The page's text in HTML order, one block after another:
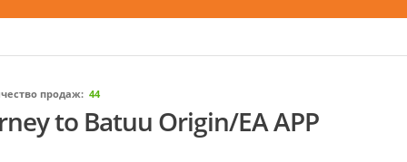
продаж: 44
to Batuu Origin/EA APP